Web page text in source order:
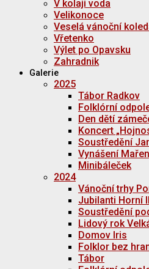
V kolaji voda
Velikonoce
Veselá vánoční
Vřetenko
Výlet po Opavsku
Zahradnik
Galerie
2025
Tábor Radkov
Folklórní
Den dětí
Koncert
Soustředění
Vynášení
Minibáleček
2024
Vánoční trhy
Jubilanti Horní
Soustředění
Lidový rok
Domov Iris
Folklor bez
Tábor